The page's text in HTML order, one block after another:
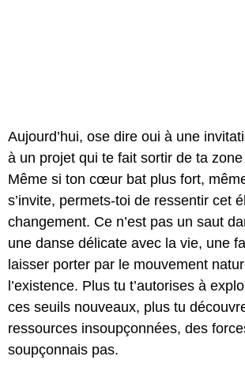
Aujourd’hui, ose dire oui à une
à un projet qui te fait sortir de ta
Même si ton cœur bat plus fort,
s’invite, permets-toi de ressentir cet
changement. Ce n’est pas un saut
une danse délicate avec la vie, une
laisser porter par le mouvement
l’existence. Plus tu t’autorises à
ces seuils nouveaux, plus tu
ressources insoupçonnées, des
soupçonnais pas.